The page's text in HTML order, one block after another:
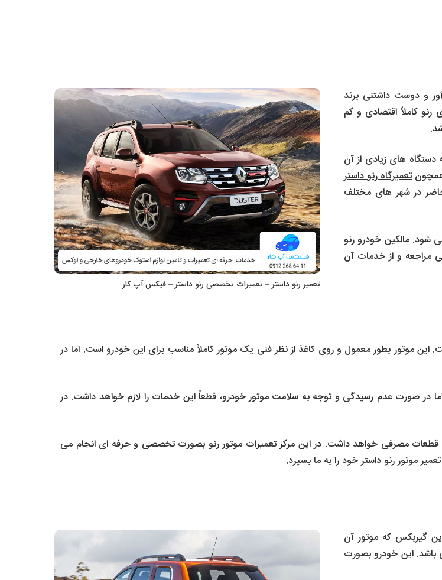
تعمیر رنو داستر – تعمیرات تخصصی رنو داستر – فیکس آپ کار
و دوست داشتنی برند
کاملاً اقتصادی و کم
توان گفت که دستگاه های زیادی از آن
همچونتعمیرگاه رنو داستر
در شهر های مختلف
شود. مالکین خودرو رنو
مراجعه و از خدمات آن
دارای یک موتور نسبتاً بزرگ 2 لیتری است که 4 سیلندر است. این موتور بطور معمول و روی کاغذ از نظر فنی یک موتور کاملاً مناسب برای این خودرو است. اما در
در صورت عدم رسیدگی و توجه به سلامت موتور خودرو، قطعاً این خدمات را لازم خواهد داشت. در
قطعات مصرفی خواهد داشت. در این مرکز تعمیرات موتور رنو بصورت تخصصی و حرفه ای انجام می
موتور رنو داستر خود را به ما بسپرد.
اتوماتیک می باشد. این گیربکس که موتور آن
اسب بخار و گشتاور 195 نیوتونی می باشد. این خودرو بصورت